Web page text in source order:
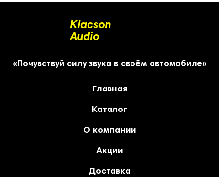
Klacson
Audio
«Почувствуй силу звука в своём автомобиле»
Главная
Каталог
О компании
Акции
Доставка